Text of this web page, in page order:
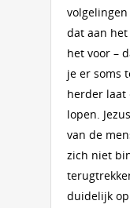
volgelingen
dat aan het
het voor –
je er soms
herder laat
lopen.
van de
zich niet
duidelijk